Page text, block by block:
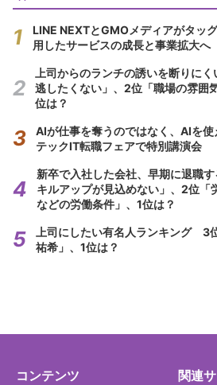
LINE NEXTとGMOメディアがタッ
用したサービスの成長と事業拡大へ
上司からのランチの誘いを断りに
逃したくない」、2位「職場の雰囲
位は？
AIが仕事を奪うのではなく、AIを
テックIT転職フェアで特別講演会
新卒で入社した会社、早期に退職
キルアップが見込めない」、2位「
などの労働条件」、1位は？
上司にしたい有名人ランキング 3
祐希」、1位は？
コンテンツ 関連